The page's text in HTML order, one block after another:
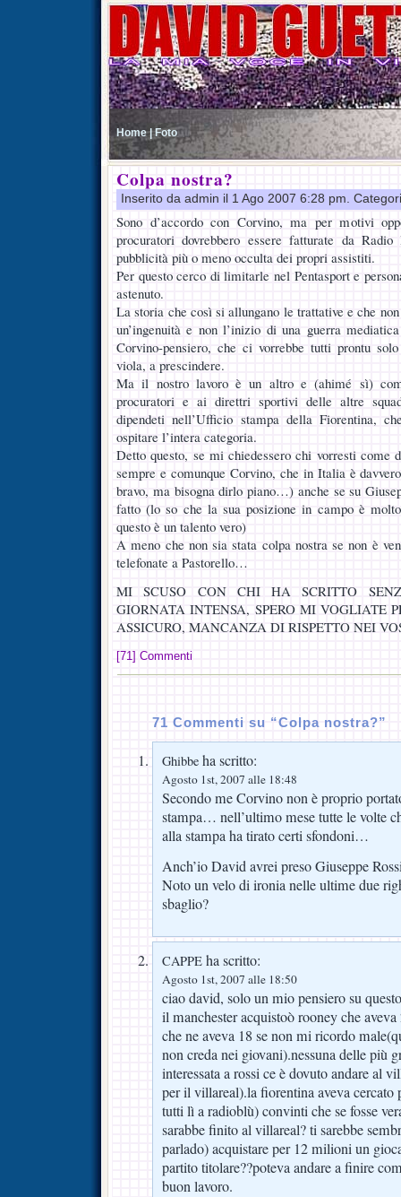
Home | Foto
Colpa nostra?
Inserito da admin il 1 Ago 2007 6:28 pm.
Sono d’accordo con Corvino, ma per motivi
procuratori dovrebbero essere fatturate da
pubblicità più o meno occulta dei propri assistiti.
Per questo cerco di limitarle nel Pentasport e
astenuto.
La storia che così si allungano le trattative e che
un’ingenuità e non l’inizio di una guerra
Corvino-pensiero, che ci vorrebbe tutti prontu
viola, a prescindere.
Ma il nostro lavoro è un altro e (ahimé sì)
procuratori e ai direttri sportivi delle altre
dipendeti nell’Ufficio stampa della Fiorentina,
ospitare l’intera categoria.
Detto questo, se mi chiedessero chi vorresti come
sempre e comunque Corvino, che in Italia è
bravo, ma bisogna dirlo piano…) anche se su
fatto (lo so che la sua posizione in campo è
questo è un talento vero)
A meno che non sia stata colpa nostra se non è
telefonate a Pastorello…
MI SCUSO CON CHI HA SCRITTO
GIORNATA INTENSA, SPERO MI VOGLIATE
ASSICURO, MANCANZA DI RISPETTO NEI
[71] Commenti
71 Commenti su “Colpa nostra?”
Ghibbe ha scritto:
Agosto 1st, 2007 alle 18:48
Secondo me Corvino non è proprio
stampa… nell’ultimo mese tutte le volte
alla stampa ha tirato certi sfondoni…
Anch’io David avrei preso Giuseppe
Noto un velo di ironia nelle ultime due
sbaglio?
CAPPE ha scritto:
Agosto 1st, 2007 alle 18:50
ciao david, solo un mio pensiero su
il manchester acquistoò rooney che
che ne aveva 18 se non mi ricordo
non creda nei giovani).nessuna delle più
interessata a rossi ce è dovuto andare al
per il villareal).la fiorentina aveva cercato
tutti lì a radioblù) convinti che se fosse
sarabbe finito al villareal? ti sarebbe
parlado) acquistare per 12 milioni un
partito titolare??poteva andare a finire
buon lavoro.